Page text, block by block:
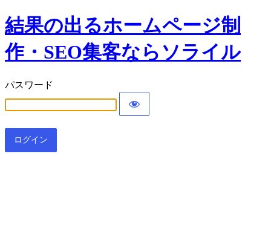
結果の出るホームページ制
作・SEO集客ならソライル
パスワード